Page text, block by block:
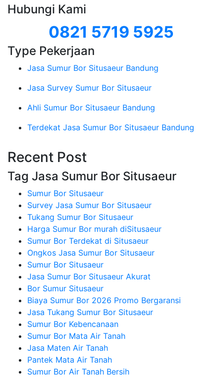
Hubungi Kami
0821 5719 5925
Type Pekerjaan
Jasa Sumur Bor Situsaeur Bandung
Jasa Survey Sumur Bor Situsaeur
Ahli Sumur Bor Situsaeur Bandung
Terdekat Jasa Sumur Bor Situsaeur Bandung
Recent Post
Tag Jasa Sumur Bor Situsaeur
Sumur Bor Situsaeur
Survey Jasa Sumur Bor Situsaeur
Tukang Sumur Bor Situsaeur
Harga Sumur Bor murah diSitusaeur
Sumur Bor Terdekat di Situsaeur
Ongkos Jasa Sumur Bor Situsaeur
Sumur Bor Situsaeur
Jasa Sumur Bor Situsaeur Akurat
Bor Sumur Situsaeur
Biaya Sumur Bor 2026 Promo Bergaransi
Jasa Tukang Sumur Bor Situsaeur
Sumur Bor Kebencanaan
Sumur Bor Mata Air Tanah
Jasa Maten Air Tanah
Pantek Mata Air Tanah
Sumur Bor Air Tanah Bersih